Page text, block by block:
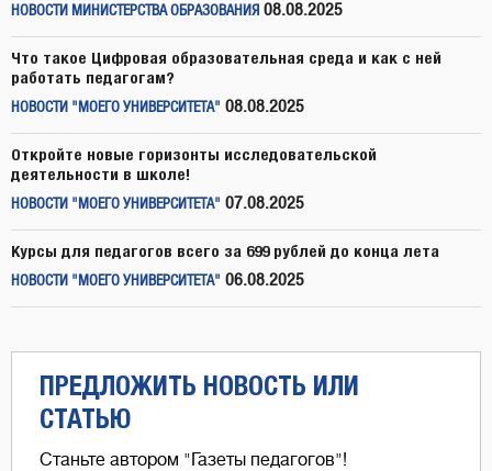
НОВОСТИ МИНИСТЕРСТВА ОБРАЗОВАНИЯ 08.08.2025
Что такое Цифровая образовательная среда и как с ней
работать педагогам?
НОВОСТИ "МОЕГО УНИВЕРСИТЕТА" 08.08.2025
Откройте новые горизонты исследовательской
деятельности в школе!
НОВОСТИ "МОЕГО УНИВЕРСИТЕТА" 07.08.2025
Курсы для педагогов всего за 699 рублей до конца лета
НОВОСТИ "МОЕГО УНИВЕРСИТЕТА" 06.08.2025
ПРЕДЛОЖИТЬ НОВОСТЬ ИЛИ
СТАТЬЮ
Станьте автором "Газеты педагогов"!